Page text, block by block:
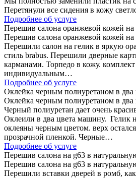
Перетянули все сидения в кожу
Подробнее об услуге
Перешив салона оранжевой кожей на
Перешив салона оранжевой кожей на
Перешили салон на гелик в яркую
стиль brabus. Перешили дверные
карманами. Торпедо в кожу.
индивидуальным…
Подробнее об услуге
Оклейка черным полиуретаном в два
Оклейка черным полиуретаном в два
Черный полиуретан дает очень
Оклеили в два цвета машину. Гелик
оклеяны черным цветом. верх
прозрачной пленкой. Черные…
Подробнее об услуге
Перешив салона на g63 в
Перешив салона на g63 в
Перешили вставки дверей в ромб,